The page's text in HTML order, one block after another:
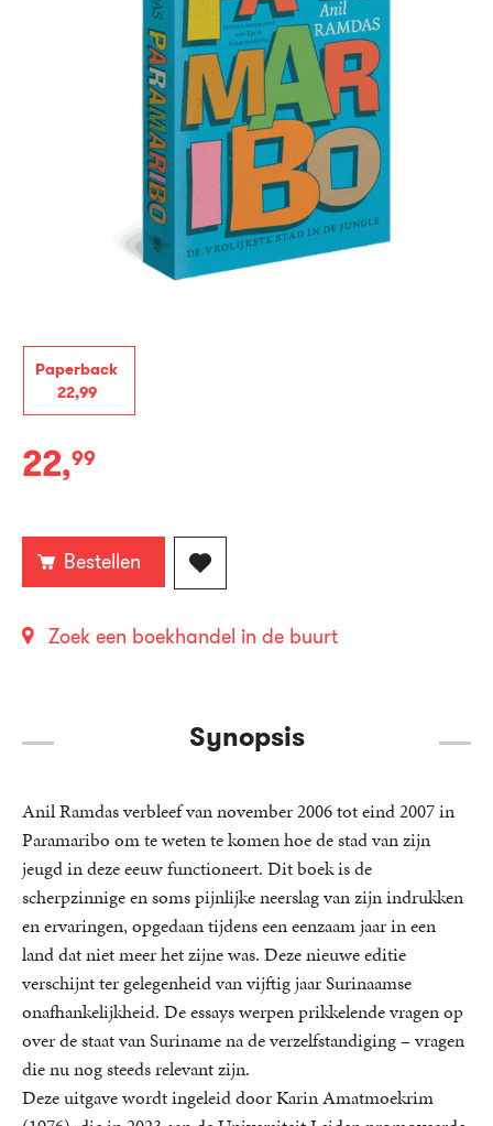
Paperback
22,99
Paperback:
22,99
Bestellen
Zoek een boekhandel in de buurt
Synopsis
Anil Ramdas verbleef van november 2006 tot eind 2007 in
Paramaribo om te weten te komen hoe de stad van zijn
jeugd in deze eeuw functioneert. Dit boek is de
scherpzinnige en soms pijnlijke neerslag van zijn indrukken
en ervaringen, opgedaan tijdens een eenzaam jaar in een
land dat niet meer het zijne was. Deze nieuwe editie
verschijnt ter gelegenheid van vijftig jaar Surinaamse
onafhankelijkheid. De essays werpen prikkelende vragen op
over de staat van Suriname na de verzelfstandiging – vragen
die nu nog steeds relevant zijn.
Deze uitgave wordt ingeleid door Karin Amatmoekrim